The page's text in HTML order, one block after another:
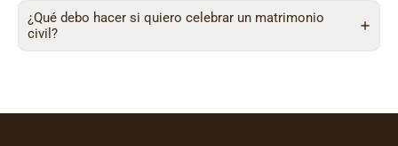
¿Qué debo hacer si quiero celebrar un matrimonio
civil?